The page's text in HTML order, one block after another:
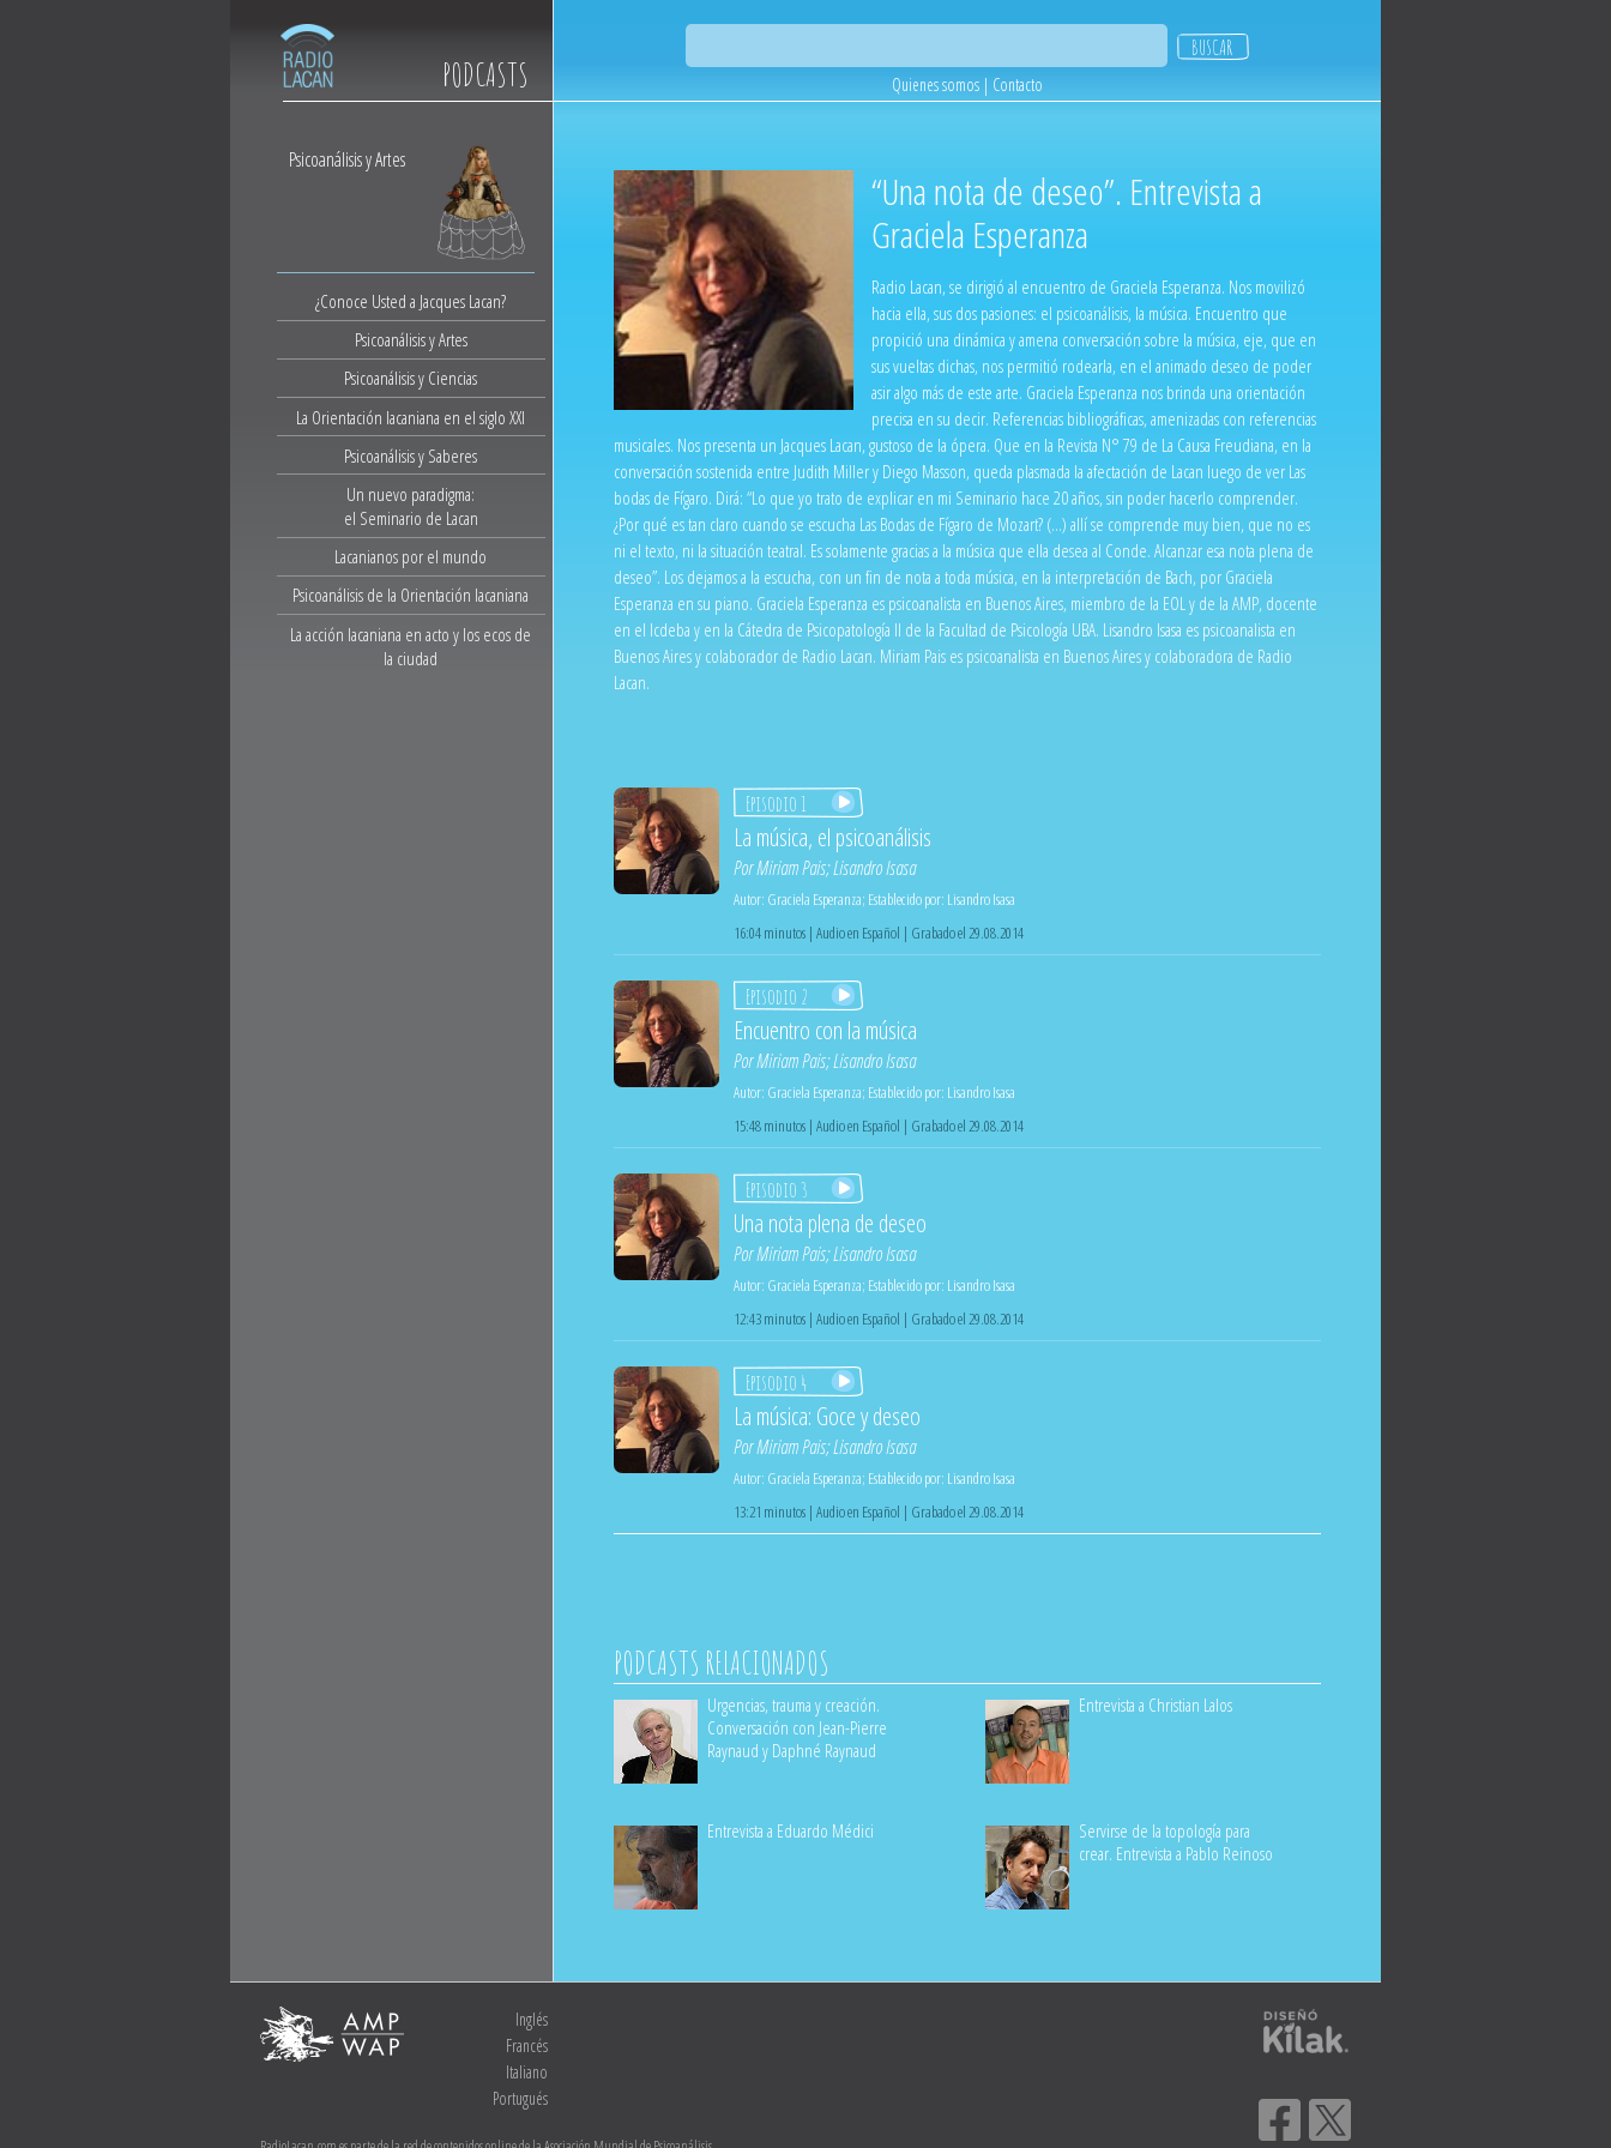
PODCASTS
Psicoanálisis y Artes
¿Conoce Usted a Jacques Lacan?
Psicoanálisis y Artes
Psicoanálisis y Ciencias
La Orientación lacaniana en el siglo XXI
Psicoanálisis y Saberes
Un nuevo paradigma:
el Seminario de Lacan
Lacanianos por el mundo
Psicoanálisis de la Orientación lacaniana
La acción lacaniana en acto y los ecos de
la ciudad
Quienes somos| Contacto
“Una nota de deseo”. Entrevista a
Graciela Esperanza
Radio Lacan, se dirigió al encuentro de Graciela Esperanza. Nos movilizó
hacia ella, sus dos pasiones: el psicoanálisis, la música. Encuentro que
propició una dinámica y amena conversación sobre la música, eje, que en
sus vueltas dichas, nos permitió rodearla, en el animado deseo de poder
asir algo más de este arte. Graciela Esperanza nos brinda una orientación
precisa en su decir. Referencias bibliográficas, amenizadas con referencias
musicales. Nos presenta un Jacques Lacan, gustoso de la ópera. Que en la Revista N° 79 de La Causa Freudiana, en la
conversación sostenida entre Judith Miller y Diego Masson, queda plasmada la afectación de Lacan luego de ver Las
bodas de Fígaro. Dirá: “Lo que yo trato de explicar en mi Seminario hace 20 años, sin poder hacerlo comprender.
¿Por qué es tan claro cuando se escucha Las Bodas de Fígaro de Mozart? (…) allí se comprende muy bien, que no es
ni el texto, ni la situación teatral. Es solamente gracias a la música que ella desea al Conde. Alcanzar esa nota plena de
deseo”. Los dejamos a la escucha, con un fin de nota a toda música, en la interpretación de Bach, por Graciela
Esperanza en su piano. Graciela Esperanza es psicoanalista en Buenos Aires, miembro de la EOL y de la AMP, docente
en el Icdeba y en la Cátedra de Psicopatología II de la Facultad de Psicología UBA. Lisandro Isasa es psicoanalista en
Buenos Aires y colaborador de Radio Lacan. Miriam Pais es psicoanalista en Buenos Aires y colaboradora de Radio
Lacan.
Episodio 1
La música, el psicoanálisis
PorMiriam Pais;Lisandro Isasa
Autor: Graciela Esperanza; Establecido por: Lisandro Isasa
16:04 minutos | Audio en Español | Grabado el 29.08.2014
Episodio 2
Encuentro con la música
PorMiriam Pais;Lisandro Isasa
Autor: Graciela Esperanza; Establecido por: Lisandro Isasa
15:48 minutos | Audio en Español | Grabado el 29.08.2014
Episodio 3
Una nota plena de deseo
PorMiriam Pais;Lisandro Isasa
Autor: Graciela Esperanza; Establecido por: Lisandro Isasa
12:43 minutos | Audio en Español | Grabado el 29.08.2014
Episodio 4
La música: Goce y deseo
PorMiriam Pais;Lisandro Isasa
Autor: Graciela Esperanza; Establecido por: Lisandro Isasa
13:21 minutos | Audio en Español | Grabado el 29.08.2014
PODCASTS RELACIONADOS
Urgencias, trauma y creación.
Conversación con Jean-Pierre
Raynaud y Daphné Raynaud
Entrevista a Christian Lalos
Entrevista a Eduardo Médici
Servirse de la topología para
crear. Entrevista a Pablo Reinoso
Inglés
Francés
Italiano
Portugués